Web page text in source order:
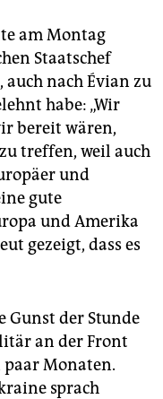
am Montag
Staatschef
nach Évian zu
habe: „Wir
bereit wären,
treffen, weil auch
und
gute
und Amerika
gezeigt, dass es
Gunst der Stunde
an der Front
paar Monaten.
sprach